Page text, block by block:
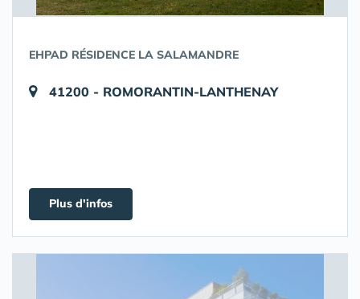
EHPAD RÉSIDENCE LA SALAMANDRE
41200 - ROMORANTIN-LANTHENAY
Plus d'infos